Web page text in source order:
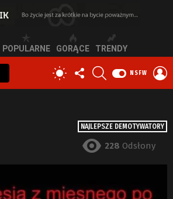
POPULARNE GORĄCE TRENDY
PRZEŁĄCZ
SKÓRKĘ
OBSERWUJ
NAS
NSFW
NAJLEPSZE DEMOTYWATORY
228 Odsłony